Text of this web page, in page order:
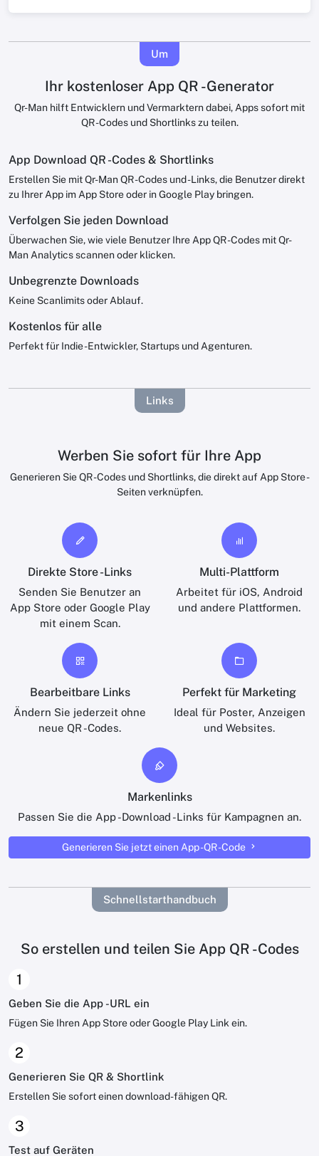
Um
Ihr kostenloser App QR -Generator
Qr-Man hilft Entwicklern und Vermarktern dabei, Apps sofort mit
QR -Codes und Shortlinks zu teilen.
App Download QR -Codes & Shortlinks
Erstellen Sie mit Qr-Man QR -Codes und -Links, die Benutzer direkt
zu Ihrer App im App Store oder in Google Play bringen.
Verfolgen Sie jeden Download
Überwachen Sie, wie viele Benutzer Ihre App QR -Codes mit Qr-
Man Analytics scannen oder klicken.
Unbegrenzte Downloads
Keine Scanlimits oder Ablauf.
Kostenlos für alle
Perfekt für Indie -Entwickler, Startups und Agenturen.
Links
Werben Sie sofort für Ihre App
Generieren Sie QR -Codes und Shortlinks, die direkt auf App Store -
Seiten verknüpfen.
Direkte Store -Links
Senden Sie Benutzer an
App Store oder Google Play
mit einem Scan.
Multi-Plattform
Arbeitet für iOS, Android
und andere Plattformen.
Bearbeitbare Links
Ändern Sie jederzeit ohne
neue QR -Codes.
Perfekt für Marketing
Ideal für Poster, Anzeigen
und Websites.
Markenlinks
Passen Sie die App -Download -Links für Kampagnen an.
Generieren Sie jetzt einen App -QR -Code
Schnellstarthandbuch
So erstellen und teilen Sie App QR -Codes
1
Geben Sie die App -URL ein
Fügen Sie Ihren App Store oder Google Play Link ein.
2
Generieren Sie QR & Shortlink
Erstellen Sie sofort einen download-fähigen QR.
3
Test auf Geräten